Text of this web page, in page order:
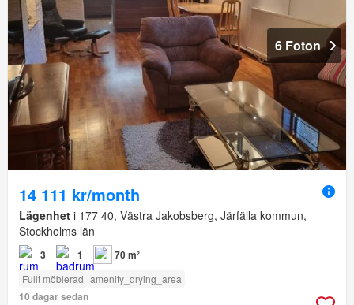
6 Foton
14 111 kr/month
Lägenhet i 177 40, Västra Jakobsberg, Järfälla kommun,
Stockholms län
3 1 70 m²
Fullt möblerad amenity_drying_area
10 dagar sedan